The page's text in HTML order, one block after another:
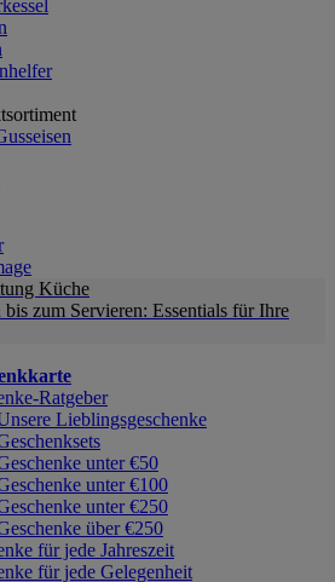
Küche
zum Servieren: Essentials für Ihre
Ratgeber
Lieblingsgeschenke
unter €50
unter €100
unter €250
über €250
für jede Jahreszeit
für jede Gelegenheit